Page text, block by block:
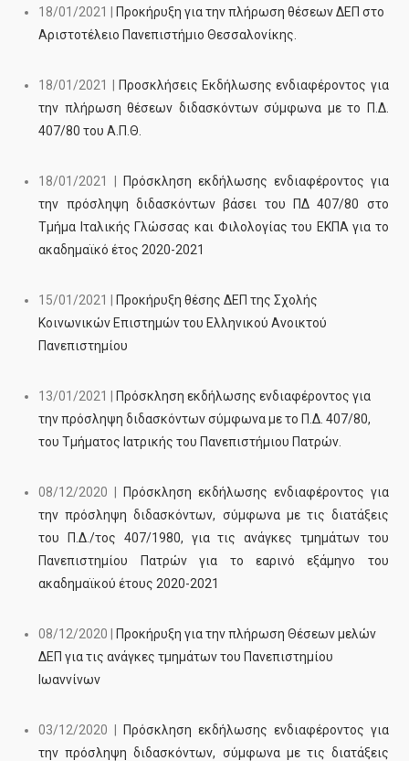
18/01/2021 | Προκήρυξη για την πλήρωση θέσεων ΔΕΠ στο
Αριστοτέλειο Πανεπιστήμιο Θεσσαλονίκης.
18/01/2021 |
Προσκλήσεις Εκδήλωσης ενδιαφέροντος για
την πλήρωση θέσεων διδασκόντων σύμφωνα με το Π.Δ.
407/80 του Α.Π.Θ.
18/01/2021 |
Πρόσκληση εκδήλωσης ενδιαφέροντος για
την πρόσληψη διδασκόντων βάσει του ΠΔ 407/80 στο
Τμήμα Ιταλικής Γλώσσας και Φιλολογίας του ΕΚΠΑ για το
ακαδημαϊκό έτος 2020-2021
15/01/2021 | Προκήρυξη θέσης ΔΕΠ της Σχολής
Κοινωνικών Επιστημών του Ελληνικού Ανοικτού
Πανεπιστημίου
13/01/2021 | Πρόσκληση εκδήλωσης ενδιαφέροντος για
την πρόσληψη διδασκόντων σύμφωνα με το Π.Δ. 407/80,
του Τμήματος Ιατρικής του Πανεπιστήμιου Πατρών.
08/12/2020 |
Πρόσκληση εκδήλωσης ενδιαφέροντος για
την πρόσληψη διδασκόντων, σύμφωνα με τις διατάξεις
του Π.Δ./τος 407/1980, για τις ανάγκες τμημάτων του
Πανεπιστημίου Πατρών για το εαρινό εξάμηνο του
ακαδημαϊκού έτους 2020-2021
08/12/2020 | Προκήρυξη για την πλήρωση Θέσεων μελών
ΔΕΠ για τις ανάγκες τμημάτων του Πανεπιστημίου
Ιωαννίνων
03/12/2020 |
Πρόσκληση εκδήλωσης ενδιαφέροντος για
την πρόσληψη διδασκόντων, σύμφωνα με τις διατάξεις